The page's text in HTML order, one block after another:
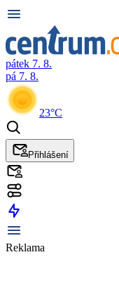
pátek 7. 8.
pá 7. 8.
23°C
Přihlášení
Reklama